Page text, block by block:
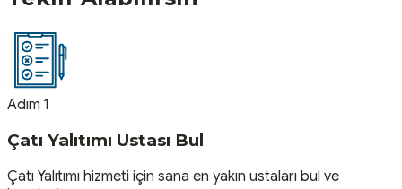
Adım 1
Çatı Yalıtımı Ustası Bul
Çatı Yalıtımı hizmeti için sana en yakın ustaları bul ve